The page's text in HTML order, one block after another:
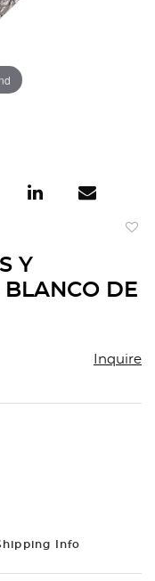
Y
BLANCO DE
Inquire
Info